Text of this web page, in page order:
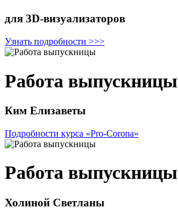
для 3D-визуализаторов
Узнать подробности >>>
Работа выпускницы
Ким Елизаветы
Подробности курса «Pro-Corona»
Работа выпускницы
Холиной Светланы